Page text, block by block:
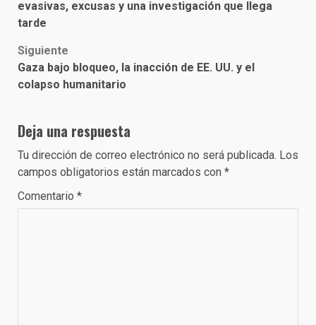
evasivas, excusas y una investigación que llega
tarde
Siguiente
Gaza bajo bloqueo, la inacción de EE. UU. y el
colapso humanitario
Deja una respuesta
Tu dirección de correo electrónico no será publicada. Los
campos obligatorios están marcados con *
Comentario *